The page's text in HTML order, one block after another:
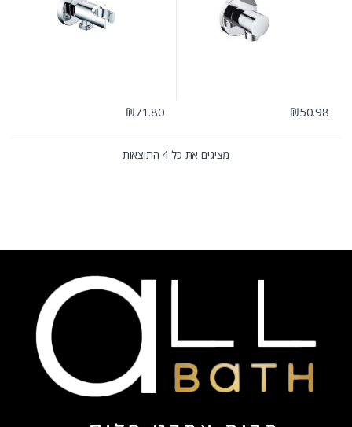
₪50.98
₪71.80
מציגים את כל ⁦4⁩ התוצאות